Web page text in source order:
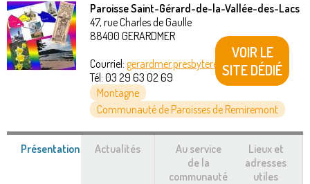
Vous
êtes
Paroisse Saint-Gérard-de-la-Vallée-des-Lacs
47, rue Charles de Gaulle
88400 GERARDMER
Courriel: gerardmer.presbytere@akeonet.com
Tél: 03 29 63 02 69
Montagne
Communauté de Paroisses de Remiremont
VOIR LE
SITE DÉDIÉ
Présentation (onglet
Actualités
Au service
de la
communauté
Lieux et
adresses
utiles